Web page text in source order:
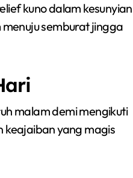
kuno dalam kesunyian
semburat jingga
malam demi mengikuti
keajaiban yang magis